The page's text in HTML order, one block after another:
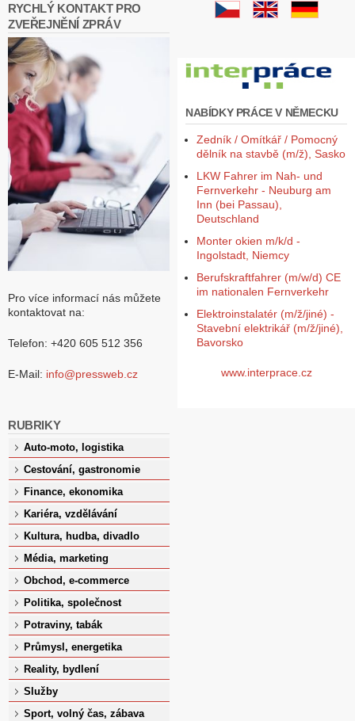
RYCHLÝ KONTAKT PRO
ZVEŘEJNĚNÍ ZPRÁV
Pro více informací nás můžete
kontaktovat na:
Telefon: +420 605 512 356
E-Mail: info@pressweb.cz
RUBRIKY
Auto-moto, logistika
Cestování, gastronomie
Finance, ekonomika
Kariéra, vzdělávání
Kultura, hudba, divadlo
Média, marketing
Obchod, e-commerce
Politika, společnost
Potraviny, tabák
Průmysl, energetika
Reality, bydlení
Služby
Sport, volný čas, zábava
NABÍDKY PRÁCE V NĚMECKU
Zedník / Omítkář / Pomocný
dělník na stavbě (m/ž), Sasko
LKW Fahrer im Nah- und
Fernverkehr - Neuburg am
Inn (bei Passau),
Deutschland
Monter okien m/k/d -
Ingolstadt, Niemcy
Berufskraftfahrer (m/w/d) CE
im nationalen Fernverkehr
Elektroinstalatér (m/ž/jiné) -
Stavební elektrikář (m/ž/jiné),
Bavorsko
www.interprace.cz